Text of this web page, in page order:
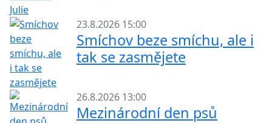
23.8.2026 15:00
Smíchov beze smíchu, ale i
tak se zasmějete
26.8.2026 13:00
Mezinárodní den psů